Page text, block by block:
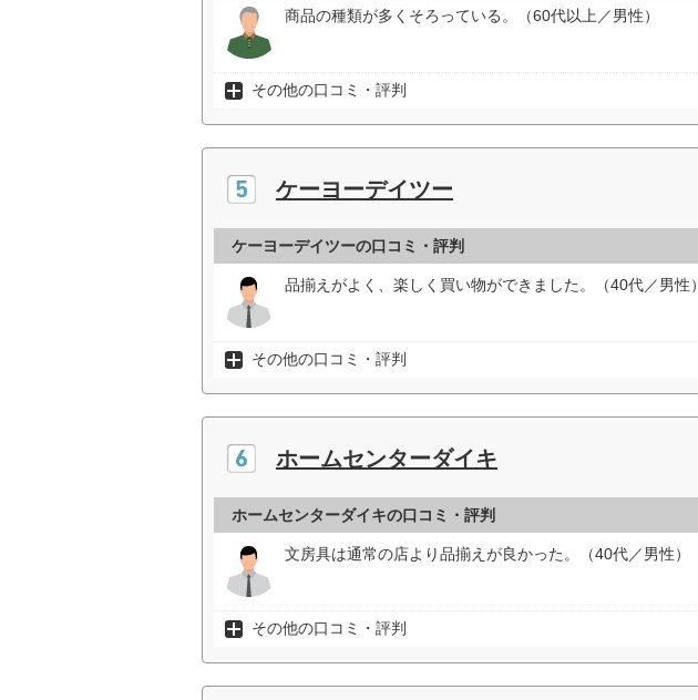
商品の種類が多くそろっている。（60代以上／男性）
その他の口コミ・評判
ケーヨーデイツー
ケーヨーデイツーの口コミ・評判
品揃えがよく、楽しく買い物ができました。（40代／男性）
その他の口コミ・評判
ホームセンターダイキ
ホームセンターダイキの口コミ・評判
文房具は通常の店より品揃えが良かった。（40代／男性）
その他の口コミ・評判